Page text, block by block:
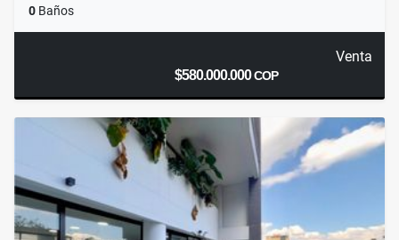
0 Baños
Venta
$580.000.000COP